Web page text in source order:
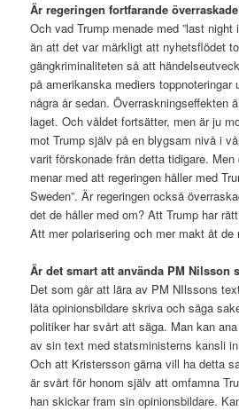
Är regeringen fortfarande
Och vad Trump menade med ”last night
än att det var märkligt att nyhetsflödet
gängkriminaliteten så att
på amerikanska mediers toppnoteringar
några år sedan. Överraskningseffekten
laget. Och våldet fortsätter, men är ju
mot Trump själv på en blygsam nivå i
varit förskonade från detta tidigare.
menar med att regeringen håller med
Sweden”. Är regeringen också
det de håller med om? Att Trump har
Att mer polarisering och mer makt åt
Är det smart att använda PM Nilsson
Det som går att lära av PM NIlssons
låta opinionsbildare skriva och säga
politiker har svårt att säga. Man kan
av sin text med statsministerns kansli
Och att Kristersson gärna vill ha detta
är svårt för honom själv att omfamna
han skickar fram sin opinionsbildare.